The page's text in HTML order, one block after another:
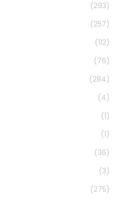
(293)
(257)
(112)
(76)
(284)
(4)
(1)
(1)
(36)
(3)
(275)